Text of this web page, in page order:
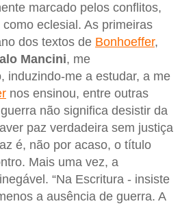
marcado pelos conflitos,
eclesial. As primeiras
dos textos de Bonhoeffer,
Mancini, me
induzindo-me a estudar, a me
nos ensinou, entre outras
não significa desistir da
paz verdadeira sem justiça
é, não por acaso, o título
Mais uma vez, a
“Na Escritura - insiste
a ausência de guerra. A